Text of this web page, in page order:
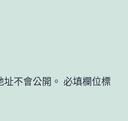
不會公開。 必填欄位標